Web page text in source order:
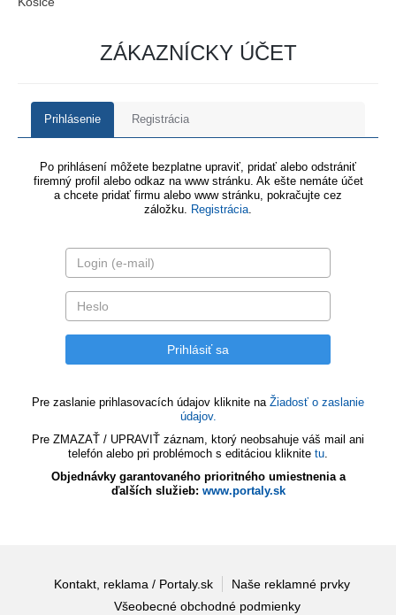
ZÁKAZNÍCKY ÚČET
Prihlásenie Registrácia
Po prihlásení môžete bezplatne upraviť, pridať alebo odstrániť
firemný profil alebo odkaz na www stránku. Ak ešte nemáte účet
a chcete pridať firmu alebo www stránku, pokračujte cez
záložku. Registrácia.
Pre zaslanie prihlasovacích údajov kliknite na Žiadosť o zaslanie
údajov.
Pre ZMAZAŤ / UPRAVIŤ záznam, ktorý neobsahuje váš mail ani
telefón alebo pri problémoch s editáciou kliknite tu.
Objednávky garantovaného prioritného umiestnenia a
ďalších služieb: www.portaly.sk
Kontakt, reklama / Portaly.sk
Naše reklamné prvky
Všeobecné obchodné podmienky